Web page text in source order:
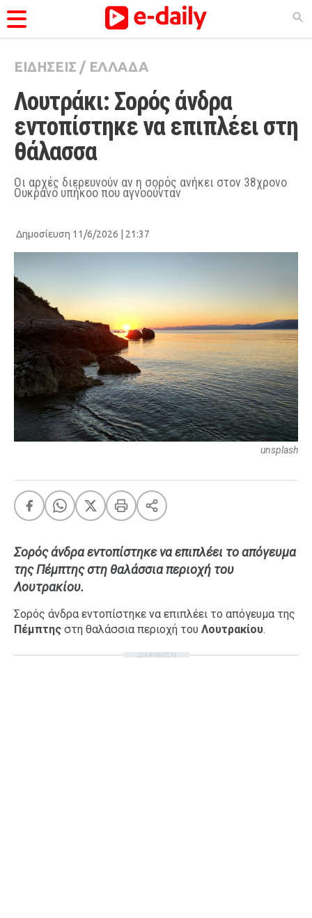
ΚΑΤΗΓΟΡΊΕΣ
Ειδήσεις
Θέματα
Videos
Podcasts
Viral
Life
City Guide
Pop Culture
Agenda
FEEDS
Πάσχα Eurovision
Retro Summer
A-List LGBTQI+
Xmas
LIFE
Food
Body+Mind
ΕΙΔΗΣΕΙΣ / ΕΛΛΑΔΑ
Λουτράκι: Σορός άνδρα
εντοπίστηκε να επιπλέει στη
θάλασσα
Οι αρχές διερευνούν αν η σορός ανήκει στον 38χρονο
Ουκρανό υπήκοο που αγνοούνταν
Δημοσίευση 11/6/2026 | 21:37
unsplash
Σορός άνδρα εντοπίστηκε να επιπλέει το απόγευμα
της Πέμπτης στη θαλάσσια περιοχή του
Λουτρακίου.
Σορός άνδρα εντοπίστηκε να επιπλέει το απόγευμα της
Πέμπτης στη θαλάσσια περιοχή του Λουτρακίου.
ΔΙΑΦΗΜΙΣΗ